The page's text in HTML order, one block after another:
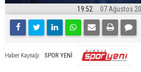
19:52 07 Ağustos
Haber Kaynağı SPOR YENİ